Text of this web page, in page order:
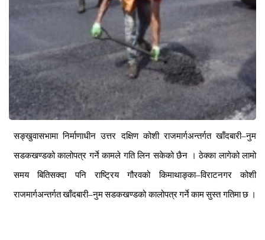
सङ्खुवासभामा निर्माणाधीन उत्तर दक्षिण कोशी राजमार्गअन्तर्गत खाँदबारी–नुम
सडकखण्डको कालोपत्र गर्ने कामले गति लिन सकेको छैन । ठेक्का लागेको लामो
समय बितिसक्दा पनि राष्ट्रिय गौरवको किमाथाङ्का–विराटनगर कोशी
राजमार्गअन्तर्गत खाँदबारी–नुम सडकखण्डको कालोपत्र गर्ने काम सुस्त गतिमा छ ।